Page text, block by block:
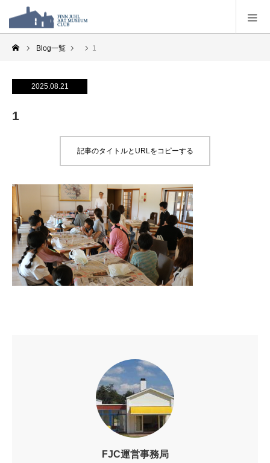
Blog一覧 1
2025.08.21
1
記事のタイトルとURLをコピーする
FJC運営事務局